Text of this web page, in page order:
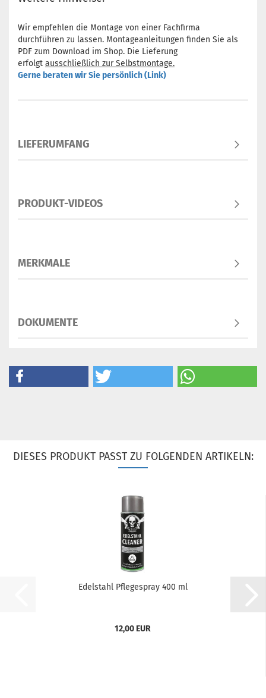
Wir empfehlen die Montage von einer Fachfirma
durchführen zu lassen. Montageanleitungen finden Sie als
PDF zum Download im Shop. Die Lieferung
erfolgt ausschließlich zur Selbstmontage.
Gerne beraten wir Sie persönlich (Link)
LIEFERUMFANG
PRODUKT-VIDEOS
MERKMALE
DOKUMENTE
DIESES PRODUKT PASST ZU FOLGENDEN ARTIKELN:
Edelstahl Pflegespray 400 ml
12,00 EUR